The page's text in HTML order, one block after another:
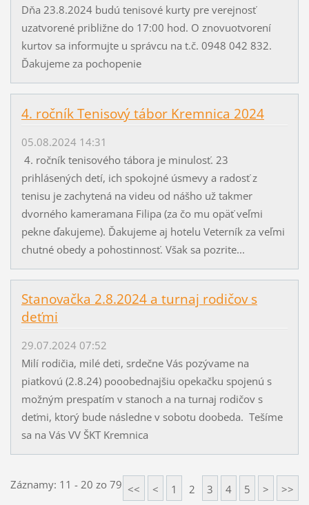
Dňa 23.8.2024 budú tenisové kurty pre verejnosť
uzatvorené približne do 17:00 hod. O znovuotvorení
kurtov sa informujte u správcu na t.č. 0948 042 832.
Ďakujeme za pochopenie
4. ročník Tenisový tábor Kremnica 2024
05.08.2024 14:31
4. ročník tenisového tábora je minulosť. 23
prihlásených detí, ich spokojné úsmevy a radosť z
tenisu je zachytená na videu od nášho už takmer
dvorného kameramana Filipa (za čo mu opäť veľmi
pekne ďakujeme). Ďakujeme aj hotelu Veterník za veľmi
chutné obedy a pohostinnosť. Však sa pozrite...
Stanovačka 2.8.2024 a turnaj rodičov s
deťmi
29.07.2024 07:52
Milí rodičia, milé deti, srdečne Vás pozývame na
piatkovú (2.8.24) pooobednajšiu opekačku spojenú s
možným prespatím v stanoch a na turnaj rodičov s
deťmi, ktorý bude následne v sobotu doobeda. Tešíme
sa na Vás VV ŠKT Kremnica
Záznamy: 11 - 20 zo 79 << < 1 2 3 4 5 > >>